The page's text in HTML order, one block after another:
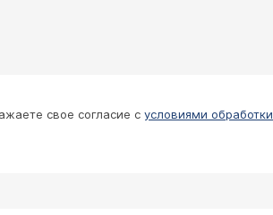
свое согласие сусловиями обработки